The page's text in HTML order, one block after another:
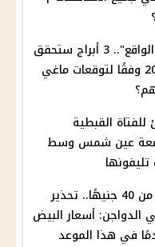
"من المستحيل إلى الواقع".. 3 أبراج ستحقق
ملايين في مايو 2025 وفقًا لتوقعات ماغي
القبطية
عين شمس وسط
رغم انخفاضها لأكثر من 40 جنيهًا.. تحذير
الدواجن: أسعار البيض
في هذا الموعد